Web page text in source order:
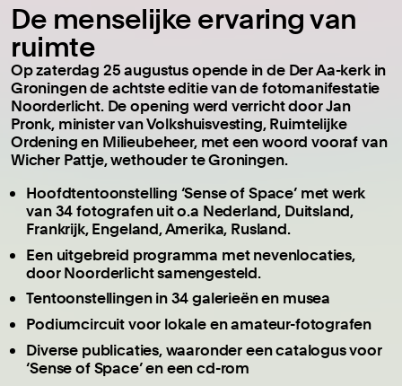
De menselijke ervaring van
ruimte
Op zaterdag 25 augustus opende in de Der Aa-kerk in
Groningen de achtste editie van de fotomanifestatie
Noorderlicht. De opening werd verricht door Jan
Pronk, minister van Volkshuisvesting, Ruimtelijke
Ordening en Milieubeheer, met een woord vooraf van
Wicher Pattje, wethouder te Groningen.
Hoofdtentoonstelling ‘Sense of Space’ met werk
van 34 fotografen uit o.a Nederland, Duitsland,
Frankrijk, Engeland, Amerika, Rusland.
Een uitgebreid programma met nevenlocaties,
door Noorderlicht samengesteld.
Tentoonstellingen in 34 galerieën en musea
Podiumcircuit voor lokale en amateur-fotografen
Diverse publicaties, waaronder een catalogus voor
‘Sense of Space’ en een cd-rom